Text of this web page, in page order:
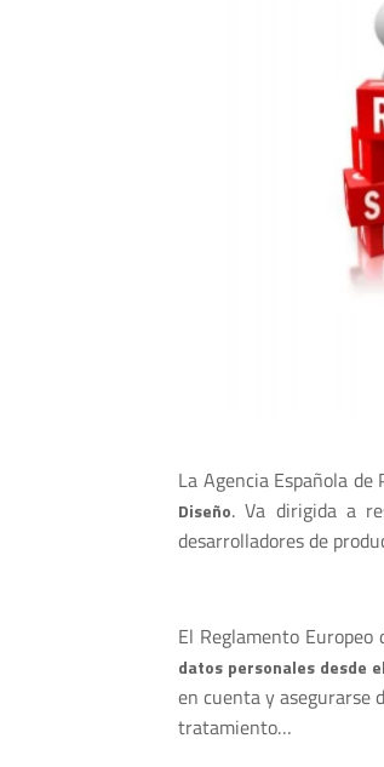
La Agencia Española
Diseño. Va dirigida a
desarrolladores de
El Reglamento
datos personales desde
en cuenta y asegurarse
tratamiento…